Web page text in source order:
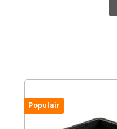
Populair